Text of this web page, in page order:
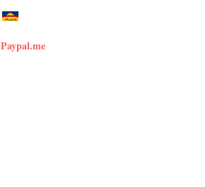
Paypal.me